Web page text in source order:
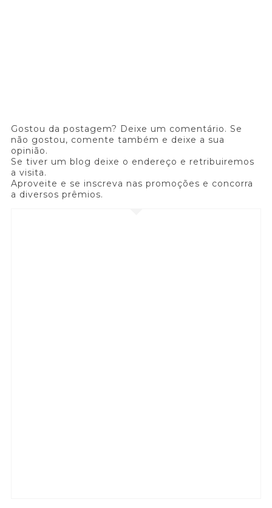
Gostou da postagem? Deixe um comentário. Se
não gostou, comente também e deixe a sua
opinião.
Se tiver um blog deixe o endereço e retribuiremos
a visita.
Aproveite e se inscreva nas promoções e concorra
a diversos prêmios.